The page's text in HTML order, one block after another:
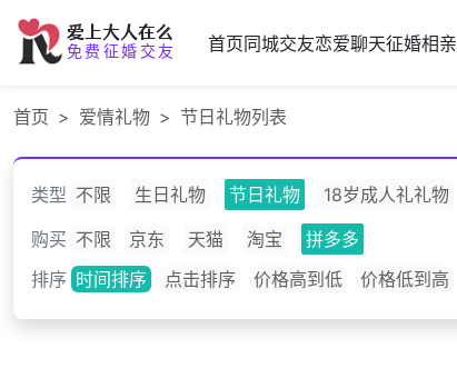
爱上大人在么
免费征婚交友 首页同城交友恋爱聊天征婚相亲
首页 爱情礼物 节日礼物列表
类型 不限 生日礼物 节日礼物 18岁成人礼礼物
购买 不限 京东 天猫 淘宝
拼多多
排序 时间排序 点击排序 价格高到低 价格低到高